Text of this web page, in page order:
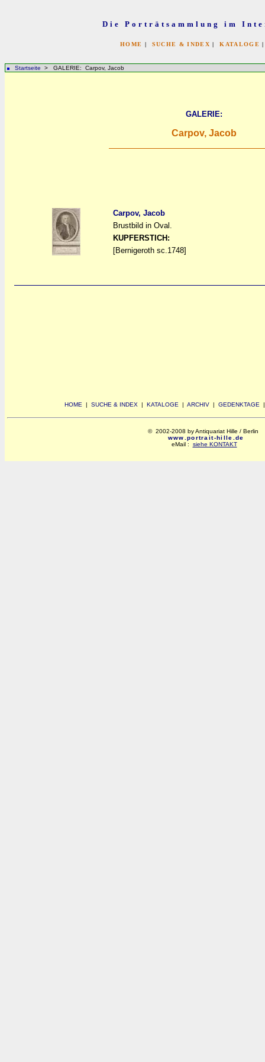
Die Porträtsammlung im
HOME | SUCHE & INDEX |KATALOGE
Startseite > GALERIE: Carpov, Jacob
GALERIE:
Carpov, Jacob
Carpov, Jacob
Brustbild in Oval.
KUPFERSTICH:
[Bernigeroth sc.1748]
HOME | SUCHE & INDEX | KATALOGE | ARCHIV | GEDENKTAGE
© 2002-2008 by Antiquariat Hille / Berlin
www.portrait-hille.de
eMail : siehe KONTAKT